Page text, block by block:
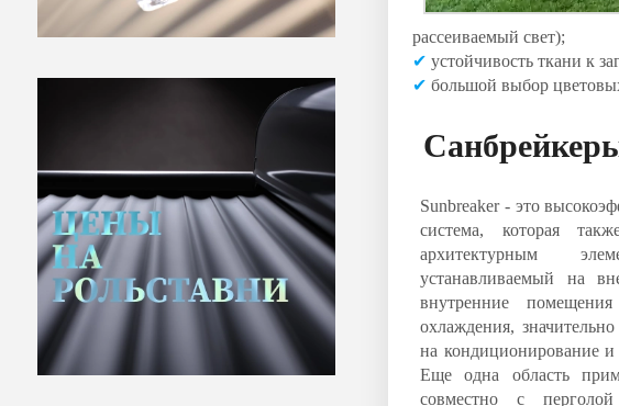
рассеиваемый свет);
✔ устойчивость ткани к
✔ большой выбор
Sunbreaker - это
система, которая
архитектурным
устанавливаемый на
внутренние
охлаждения,
на кондиционирование и
Еще одна область
совместно с